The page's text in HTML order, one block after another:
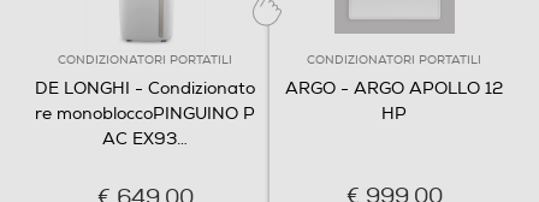
Controllo elettronico
Sistema purificazione aria
CONDIZIONATORI PORTATILI
DE LONGHI - Condizionato
re monobloccoPINGUINO P
AC EX93…
CONDIZIONATORI PORTATILI
ARGO - ARGO APOLLO 12
HP